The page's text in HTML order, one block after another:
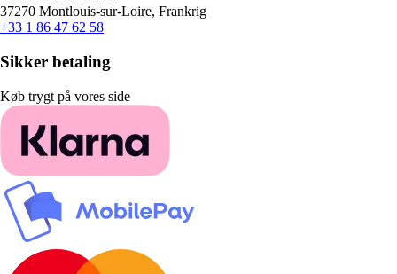
37270 Montlouis-sur-Loire, Frankrig
+33 1 86 47 62 58
Sikker betaling
Køb trygt på vores side